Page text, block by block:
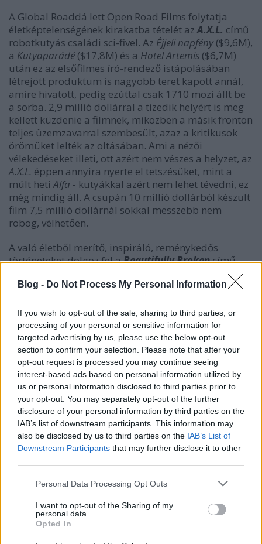
Blog - Do Not Process My Personal Information
If you wish to opt-out of the sale, sharing to third parties, or
processing of your personal or sensitive information for
targeted advertising by us, please use the below opt-out
section to confirm your selection. Please note that after your
opt-out request is processed you may continue seeing
interest-based ads based on personal information utilized by
us or personal information disclosed to third parties prior to
your opt-out. You may separately opt-out of the further
disclosure of your personal information by third parties on the
IAB’s list of downstream participants. This information may
also be disclosed by us to third parties on the IAB’s List of
Downstream Participants that may further disclose it to other
Please note that this website/app uses one or more Google
not limited to your visit or usage behaviour. You may click to
grant or deny consent to Google and its third-party tags to
use your data for below specified purposes in below Google
Personal Data Processing Opt Outs
I want to opt-out of the Sharing of my
personal data.
Opted In
A Global Roaddá lett Open Road Films folytatja
életképtelenségének kirakatba tételét azA.X.L. című
robotkutyás családi sci-fivel. Az Éjjeli napfény ($9,6M),
a Kutyaparádé ($17,8M) és a Hotel Artemis ($6,7M)
után ez az elsőfilmes író-rendező istápolásában
létrejött produktum is nagyobb teret kapott annál,
amire hivatott, pedig ezúttal csak 1710 mozi állt be
a sorba. 2,9 millió dollárral a tizedik helyért is meg
kellett küzdenie a filmnek, miközben a másik fronton
teljes üzemzavarral szembesült, azaz a kritikusok
örömüket lelték az oltásában. Ami a nézői
vélekedéseket illeti, ott azért nem vészes a helyzet, az
A.X.L. éppen annyira nyerte el tetszésüket, mint a
múlt hetiAlfa - kutyákkal azért nem lehet tévedni, ez
még mindig áll. A csupán 10 millió dollárból készült
film 7,5 millió dollárnál sokkal messzebb nem
robog, vélhetően.
A való életből merítő, inspiráló, reménykedős
történeteket dolgoz fel aBeautifully Brokencímű
láthatók. Az ArtAffects Entertainment nevű cég
elbizakodottan, de persze az ilyesfajta emberi
drámáknál sosem lehet tudni, mikor érez kedvet
hozzájuk a fogékony amerikai közönség. Most nem:
a kb. 650 ezer dolláros nyitány alig jelent ezret
mozinként, így feltehetőleg rögvest kiszórja, aki
teheti. ABeautifully Brokennek marad így a tévés
hódítás lehetősége...
> korábbi filmek
Nem volt annyira őrült, amit aCrazy Rich Asians
művelt egy hete a maga 34 millió dolláros, öt napos
bevételével, de ami késik, nem múlik. A Warner
remek kritikákkal vértezett és alaposan taglalt
romantikus vígjátéka jóformán megismételte
nyitányát ezen a hétvégén, 25 millió dollárt
halmozva fel. Részben az említett médiajelenlét,
részben a premierek teljes érdektelensége segítette
meg a filmet, de az ázsiai kisebbség szájhagyomány